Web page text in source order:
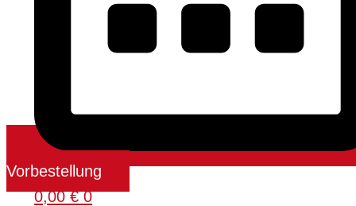
Vorbestellung
0,00€ 0